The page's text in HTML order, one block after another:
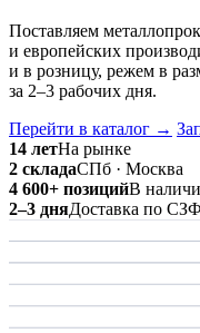
Поставляем
и европейских
и в розницу, режем в
за 2–3 рабочих дня.
Перейти в каталог →
14 летНа рынке
2 складаСПб · Москва
4 600+ позицийВ
2–3 дняДоставка по